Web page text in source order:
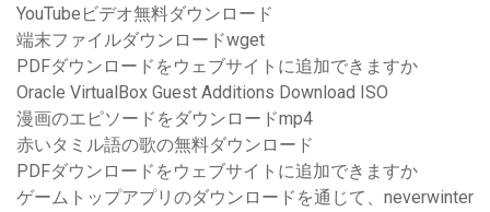
YouTubeビデオ無料ダウンロード
端末ファイルダウンロードwget
PDFダウンロードをウェブサイトに追加できますか
Oracle VirtualBox Guest Additions Download ISO
漫画のエピソードをダウンロードmp4
赤いタミル語の歌の無料ダウンロード
PDFダウンロードをウェブサイトに追加できますか
ゲームトップアプリのダウンロードを通じて、neverwinter